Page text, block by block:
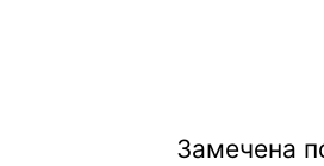
Замечена